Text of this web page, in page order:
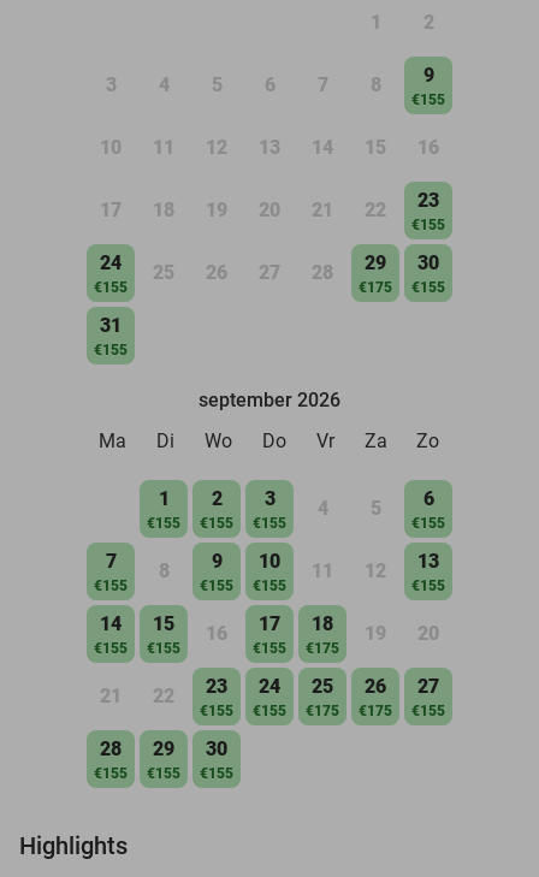
1 2
3 4 5 6 7 8 9
€155
10 11 12 13 14 15 16
17 18 19 20 21 22 23
€155
24
€155
25 26 27 28 29
€175
30
€155
31
€155
september 2026
Ma
Di Wo Do Vr Za Zo
1
€155
2
€155
3
€155
4 5 6
€155
7
€155
8 9
€155
10
€155
11 12 13
€155
14
€155
15
€155
16 17
€155
18
€175
19 20
21 22 23
€155
24
€155
25
€175
26
€175
27
€155
28
€155
29
€155
30
€155
Highlights